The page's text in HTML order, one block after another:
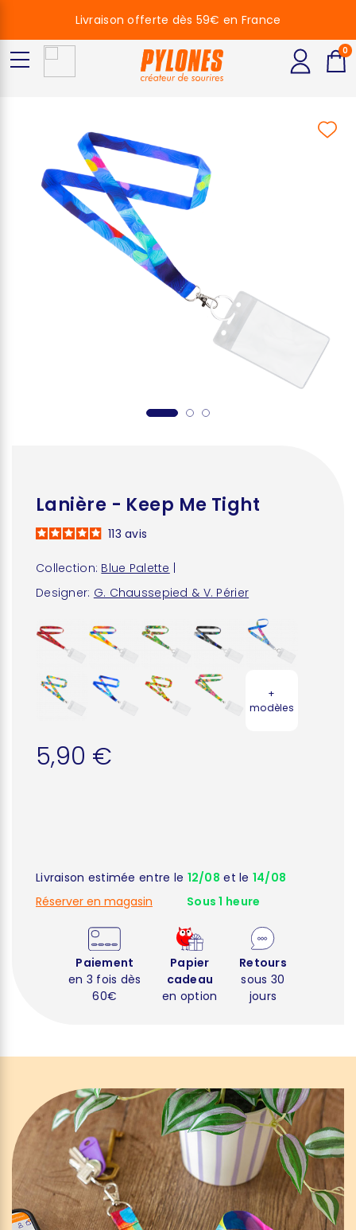
Lanière - Keep Me Tight
Collection: Blue Palette
Designer: G. Chaussepied & V. Périer
113avis
+
modèles
5,90 €
Livraison estimée entre le 12/08 et le 14/08
Réserver en magasin
Sous 1 heure
Paiement
en 3 fois dès
60€
Papier
cadeau
en option
Retours
sous 30
jours
Livraison offerte dès 59€ en France
0